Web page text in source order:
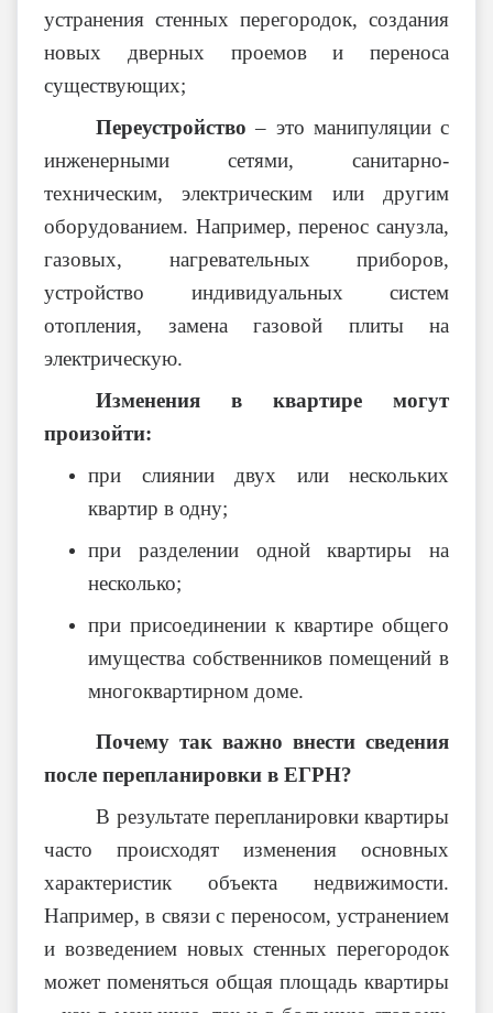
устранения стенных перегородок, создания
новых дверных проемов и переноса
существующих;
Переустройство – это манипуляции с
инженерными сетями, санитарно-
техническим, электрическим или другим
оборудованием. Например, перенос санузла,
газовых, нагревательных приборов,
устройство индивидуальных систем
отопления, замена газовой плиты на
электрическую.
Изменения в квартире могут
произойти:
при слиянии двух или нескольких
квартир в одну;
при разделении одной квартиры на
несколько;
при присоединении к квартире общего
имущества собственников помещений в
многоквартирном доме.
Почему так важно внести сведения
после перепланировки в ЕГРН?
В результате перепланировки квартиры
часто происходят изменения основных
характеристик объекта недвижимости.
Например, в связи с переносом, устранением
и возведением новых стенных перегородок
может поменяться общая площадь квартиры